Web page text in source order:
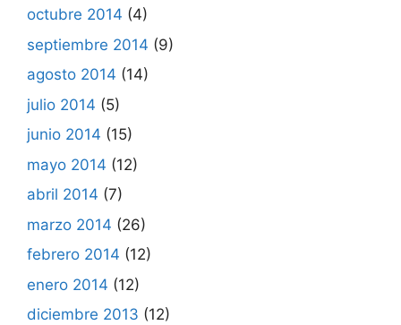
octubre 2014 (4)
septiembre 2014 (9)
agosto 2014 (14)
julio 2014 (5)
junio 2014 (15)
mayo 2014 (12)
abril 2014 (7)
marzo 2014 (26)
febrero 2014 (12)
enero 2014 (12)
diciembre 2013 (12)